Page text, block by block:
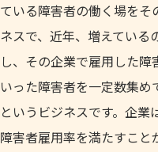
ている障害者の働く場を
ネスで、近年、増えてい
し、その企業で雇用した
いった障害者を一定数集
というビジネスです。企
障害者雇用率を満たすこ